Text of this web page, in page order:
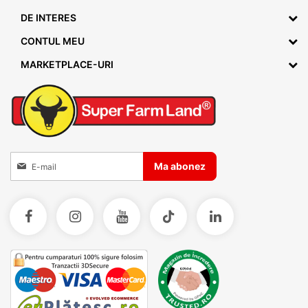
Alege o adăpătoare cu volum mai mare dacă
lipsești mai mult de acasă sau ai mai mulți iepuri.
Completează spațiul iepurilor cu o
ventilată, untarc de exteriorsau un cotet
termoizolat dacă iepurii sunt crescuți în aer liber.
Astfel, asiguri și protecție împotriva intemperiilor
DE INTERES
CONTUL MEU
MARKETPLACE-URI
Inscrieti-va la Buletinele noastre informative
Ma abonez